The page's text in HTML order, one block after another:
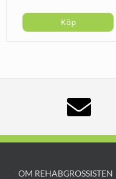
Köp
OM REHABGROSSISTEN